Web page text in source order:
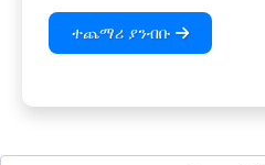
ተጨማሪ ያንብቡ